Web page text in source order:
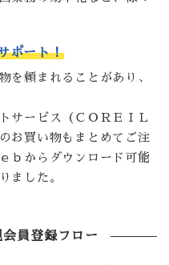
ポート！
を頼まれることがあり、
サービス（ＣＯＲＥＩＬ
お買い物もまとめてご注
ｂからダウンロード可能
ました。
員登録フロー